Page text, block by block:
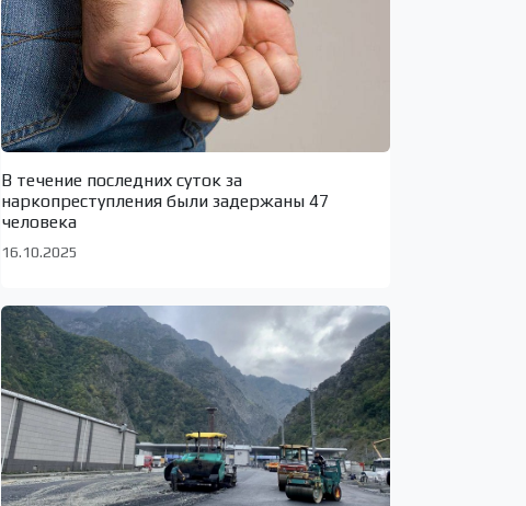
В течение последних суток за
наркопреступления были задержаны 47
человека
16.10.2025